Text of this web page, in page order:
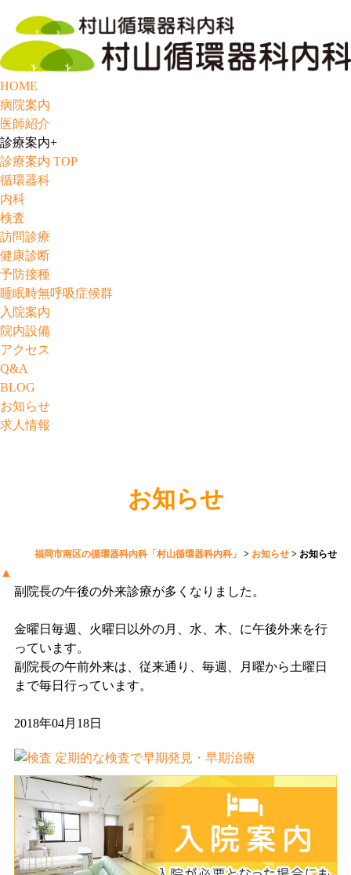
HOME
病院案内
医師紹介
診療案内+
診療案内 TOP
循環器科
内科
検査
訪問診療
健康診断
予防接種
睡眠時無呼吸症候群
入院案内
院内設備
アクセス
Q&A
BLOG
お知らせ
求人情報
お知らせ
福岡市南区の循環器科内科「村山循環器科内科」 > お知らせ > お知らせ
▲
副院長の午後の外来診療が多くなりました。
金曜日毎週、火曜日以外の月、水、木、に午後外来を行
っています。
副院長の午前外来は、従来通り、毎週、月曜から土曜日
まで毎日行っています。
2018年04月18日